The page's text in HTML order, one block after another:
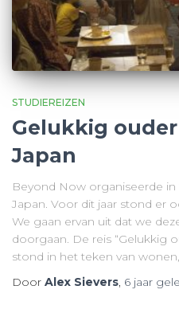
STUDIEREIZEN
Gelukkig
Japan
Beyond Now organiseerde in
Japan. Voor dit jaar stond er
We gaan ervan uit dat we
doorgaan. De reis “Gelukkig
stond in het teken van
Door Alex Sievers, 6 jaar